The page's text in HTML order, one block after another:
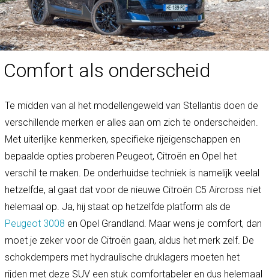
Comfort als onderscheid
Te midden van al het modellengeweld van Stellantis doen de
verschillende merken er alles aan om zich te onderscheiden.
Met uiterlijke kenmerken, specifieke rijeigenschappen en
bepaalde opties proberen Peugeot, Citroën en Opel het
verschil te maken. De onderhuidse techniek is namelijk veelal
hetzelfde, al gaat dat voor de nieuwe Citroën C5 Aircross niet
helemaal op. Ja, hij staat op hetzelfde platform als de
Peugeot 3008 en Opel Grandland. Maar wens je comfort, dan
moet je zeker voor de Citroën gaan, aldus het merk zelf. De
schokdempers met hydraulische druklagers moeten het
rijden met deze SUV een stuk comfortabeler en dus helemaal